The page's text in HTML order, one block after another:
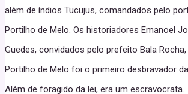
além de índios Tucujus, comandados pelo
Portilho de Melo. Os historiadores Emanoel
Guedes, convidados pelo prefeito Bala
Portilho de Melo foi o primeiro desbravador
Além de foragido da lei, era um escravocrata.